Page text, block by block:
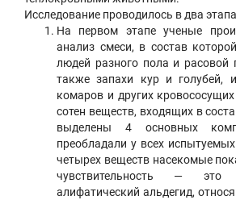
Исследование проводилось в два
На первом этапе ученые
анализ смеси, в состав
людей разного пола и расовой
также запахи кур и голубей,
комаров и других
сотен веществ, входящих в
выделены 4 основных
преобладали у всех
четырех веществ насекомые
чувствительность —
алифатический альдегид,